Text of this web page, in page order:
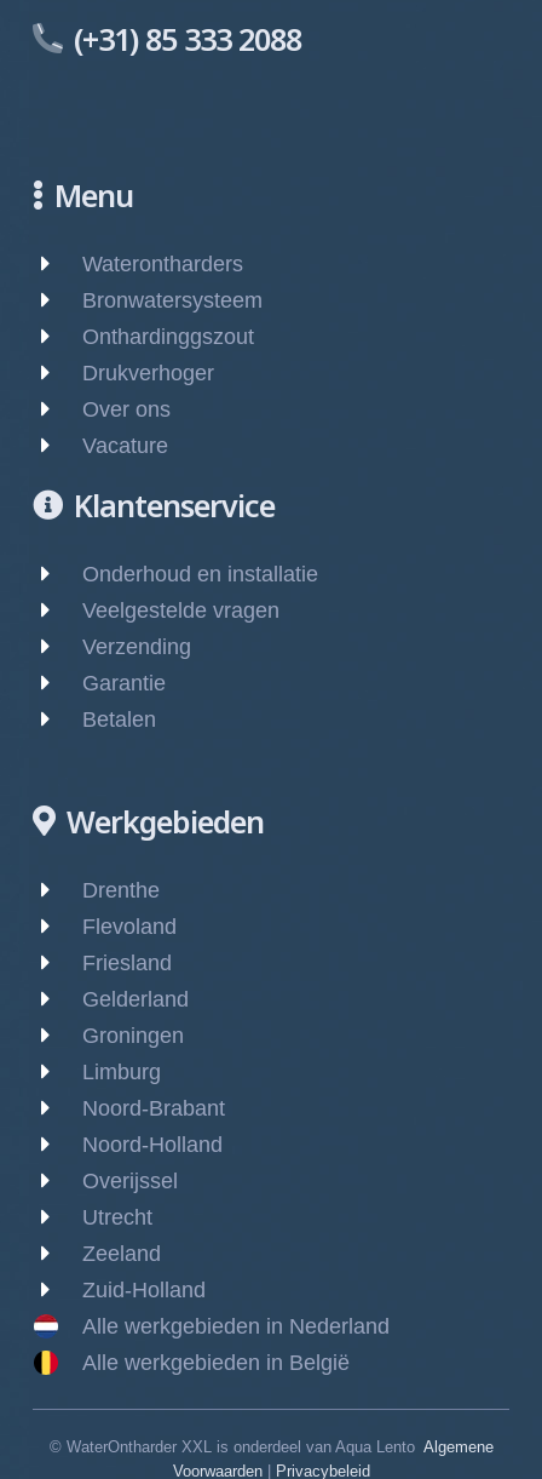
(+31) 85 333 2088
Menu
Waterontharders
Bronwatersysteem
Onthardinggszout
Drukverhoger
Over ons
Vacature
Klantenservice
Onderhoud en installatie
Veelgestelde vragen
Verzending
Garantie
Betalen
Werkgebieden
Drenthe
Flevoland
Friesland
Gelderland
Groningen
Limburg
Noord-Brabant
Noord-Holland
Overijssel
Utrecht
Zeeland
Zuid-Holland
Alle werkgebieden in Nederland
Alle werkgebieden in België
© WaterOntharder XXL is onderdeel van Aqua Lento Algemene
Voorwaarden| Privacybeleid